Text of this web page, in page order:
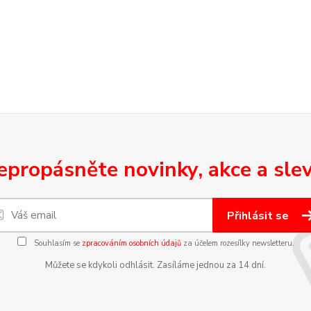
novinky, akce a
Přihlásit se
Souhlasím se zpracováním osobních údajůza účelem rozesílky newsletteru.
Můžete se kdykoli odhlásit. Zasíláme jednou za 14 dní.